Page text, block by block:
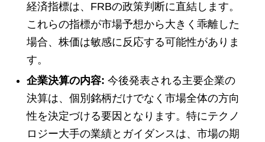
経済指標は、FRBの政策判断に直結します。
これらの指標が市場予想から大きく乖離した
場合、株価は敏感に反応する可能性がありま
す。
企業決算の内容: 今後発表される主要企業の
決算は、個別銘柄だけでなく市場全体の方向
性を決定づける要因となります。特にテクノ
ロジー大手の業績とガイダンスは、市場の期